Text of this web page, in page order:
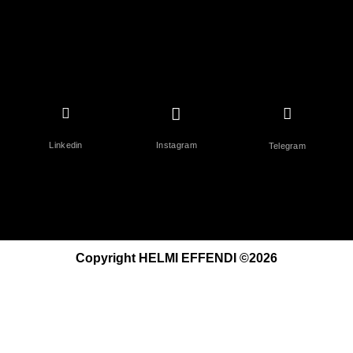
Linkedin Instagram Telegram
Copyright HELMI EFFENDI ©2026